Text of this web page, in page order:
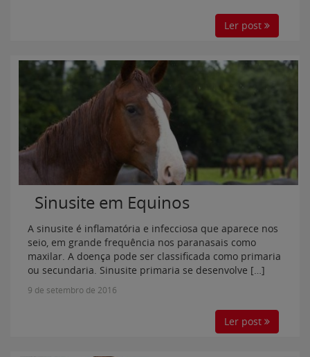
Ler post
Sinusite em Equinos
A sinusite é inflamatória e infecciosa que aparece nos
seio, em grande frequência nos paranasais como
maxilar. A doença pode ser classificada como primaria
ou secundaria. Sinusite primaria se desenvolve […]
9 de setembro de 2016
Ler post